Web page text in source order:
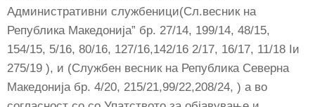
Административни службеници(Сл.весник на
Република Македонија” бр. 27/14, 199/14, 48/15,
154/15, 5/16, 80/16, 127/16,142/16 2/17, 16/17, 11/18 Iи
275/19 ), и (Службен весник на Република Северна
Македонија бр. 4/20, 215/21,99/22,208/24, ) а во